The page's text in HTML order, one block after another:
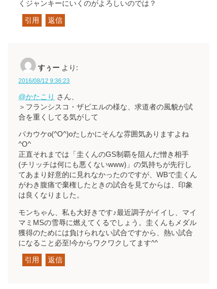
くジャンキーにいくのがよろしいのでは？
引用 返信
すぅー より:
2016/08/12 9:36:23
@かたこり さん、
＞フランシスコ・ザビエルの様な、求道者の風貌が試
合を重くしてる気がして
バカウケo(^O^)oたしかにそんな雰囲気ありますよね
^O^
正直それまでは「圭くんのGS制覇を阻んだ憎き相手
(チリッチは何にも悪くないwww)」の気持ちが先行し
てあまり好意的に見れなかったのですが、WBで圭くん
がわき腹痛で棄権したときの試合を見てからは、印象
は良くなりました。
モンちゃん、私も大好きです♪最近調子がイイし、マイ
マミMSの雪辱に燃えてくるでしょう。圭くんもメダル
獲得のためには負けられない試合ですから、熱い試合
になること必至!今からワクワクしてます^^
引用 返信